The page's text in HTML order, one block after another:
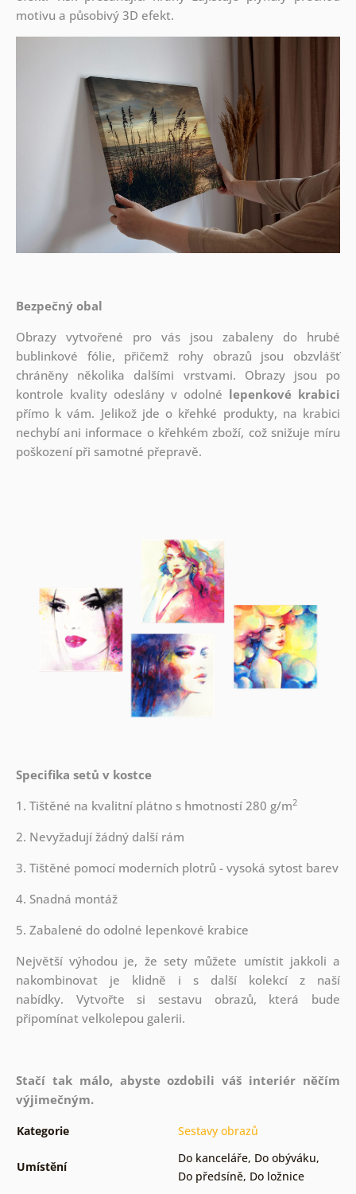
motivu a působivý 3D efekt.
Bezpečný obal
Obrazy vytvořené pro vás jsou zabaleny do hrubé
bublinkové fólie, přičemž rohy obrazů jsou obzvlášť
chráněny několika dalšími vrstvami. Obrazy jsou po
kontrole kvality odeslány v odolné lepenkové krabici
přímo k vám. Jelikož jde o křehké produkty, na krabici
nechybí ani informace o křehkém zboží, což snižuje míru
poškození při samotné přepravě.
Specifika setů v kostce
1. Tištěné na kvalitní plátno s hmotností 280 g/m2
2. Nevyžadují žádný další rám
3. Tištěné pomocí moderních plotrů - vysoká sytost barev
4. Snadná montáž
5. Zabalené do odolné lepenkové krabice
Největší výhodou je, že sety můžete umístit jakkoli a
nakombinovat je klidně i s další kolekcí z naší
nabídky. Vytvořte si sestavu obrazů, která bude
připomínat velkolepou galerii.
Stačí tak málo, abyste ozdobili váš interiér něčím
výjimečným.
Kategorie Sestavy obrazů
Umístění
Do kanceláře, Do obýváku,
Do předsíně, Do ložnice